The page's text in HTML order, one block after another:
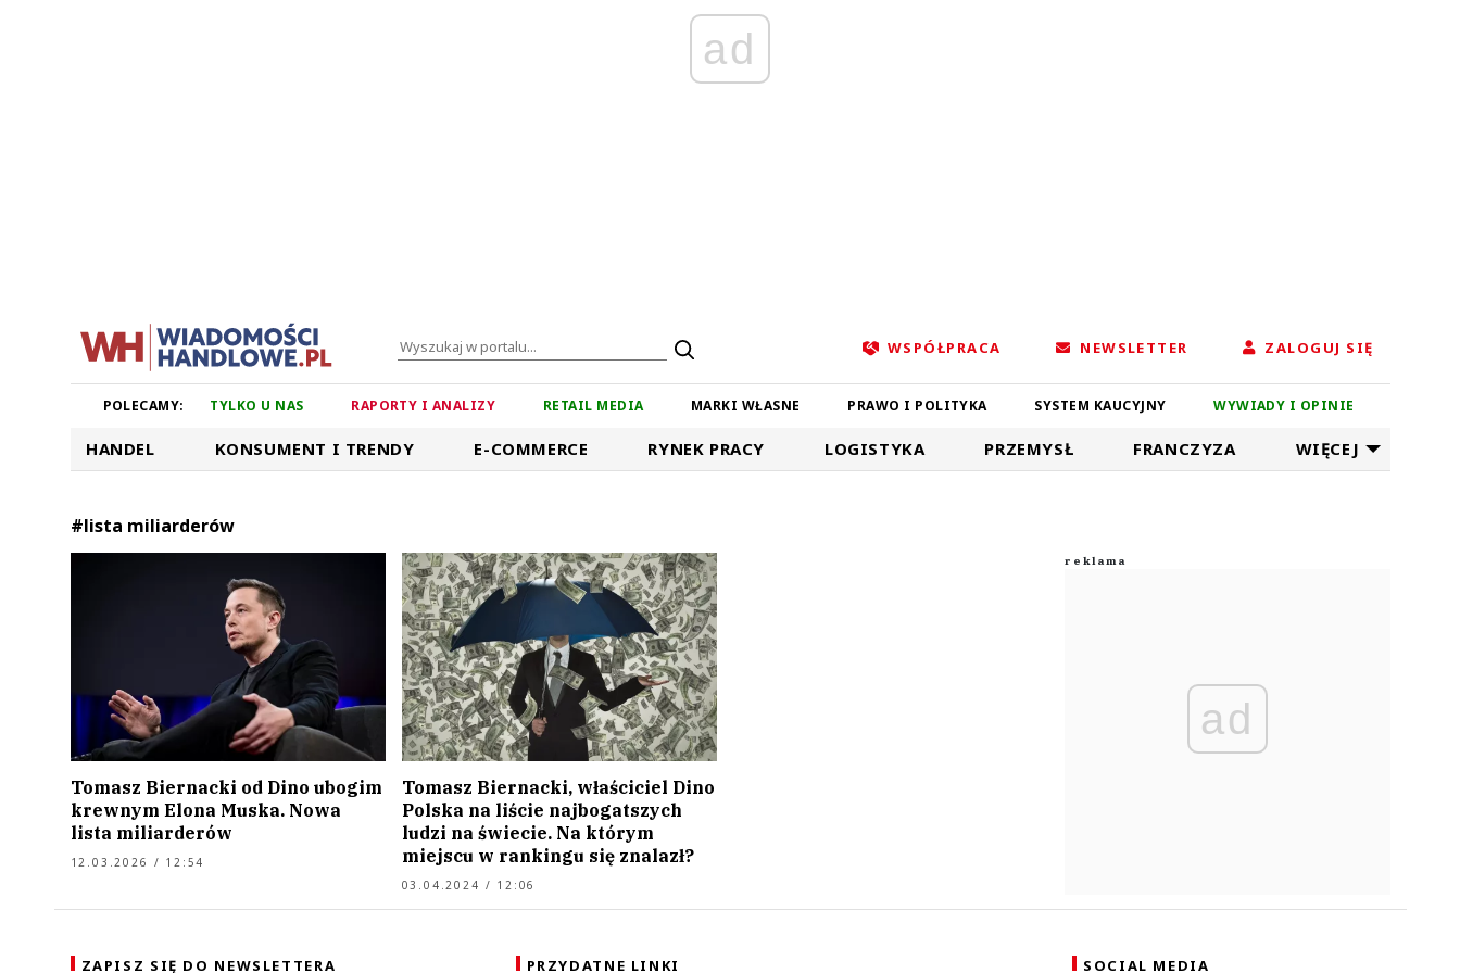
ad
WSPÓŁPRACA NEWSLETTER ZALOGUJ SIĘ
POLECAMY: TYLKO U NAS RAPORTY I ANALIZY RETAIL MEDIA MARKI WŁASNE PRAWO I POLITYKA SYSTEM KAUCYJNY WYWIADY I OPINIE
HANDEL KONSUMENT I TRENDY E-COMMERCE RYNEK PRACY LOGISTYKA PRZEMYSŁ FRANCZYZA WIĘCEJ
#lista miliarderów
Tomasz Biernacki od Dino ubogim
krewnym Elona Muska. Nowa
lista miliarderów
12.03.2026 / 12:54
Tomasz Biernacki, właściciel Dino
Polska na liście najbogatszych
ludzi na świecie. Na którym
miejscu w rankingu się znalazł?
03.04.2024 / 12:06
ad
ZAPISZ SIĘ DO NEWSLETTERA PRZYDATNE LINKI SOCIAL MEDIA